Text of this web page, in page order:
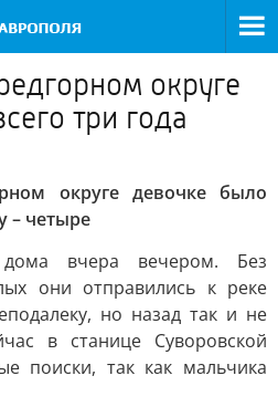
округе
три года
округе девочке было
– четыре
вчера вечером. Без
они отправились к реке
но назад так и не
в станице Суворовской
поиски, так как мальчика